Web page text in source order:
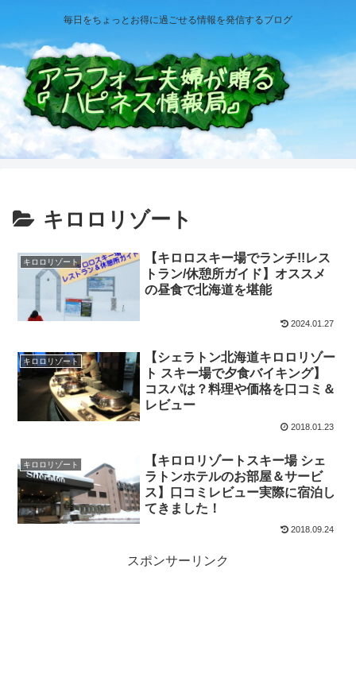
毎日をちょっとお得に過ごせる情報を発信するブログ
キロロリゾート
キロロリゾート
【キロロスキー場でランチ!!レス
トラン/休憩所ガイド】オススメ
の昼食で北海道を堪能
2024.01.27
キロロリゾート
【シェラトン北海道キロロリゾー
ト スキー場で夕食バイキング】
コスパは？料理や価格を口コミ＆
レビュー
2018.01.23
キロロリゾート
【キロロリゾートスキー場 シェ
ラトンホテルのお部屋＆サービ
ス】口コミレビュー実際に宿泊し
てきました！
2018.09.24
スポンサーリンク